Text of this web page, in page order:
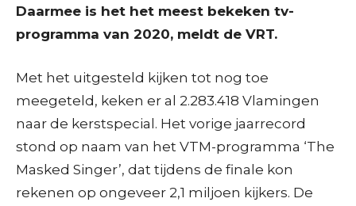
Daarmee is het het meest bekeken tv-
programma van 2020, meldt de VRT.
Met het uitgesteld kijken tot nog toe
meegeteld, keken er al 2.283.418 Vlamingen
naar de kerstspecial. Het vorige jaarrecord
stond op naam van het VTM-programma ‘The
Masked Singer’, dat tijdens de finale kon
rekenen op ongeveer 2,1 miljoen kijkers. De